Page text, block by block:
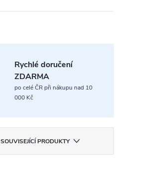
Rychlé doručení
ZDARMA
po celé ČR při nákupu nad 10
000 Kč
SOUVISEJÍCÍ PRODUKTY